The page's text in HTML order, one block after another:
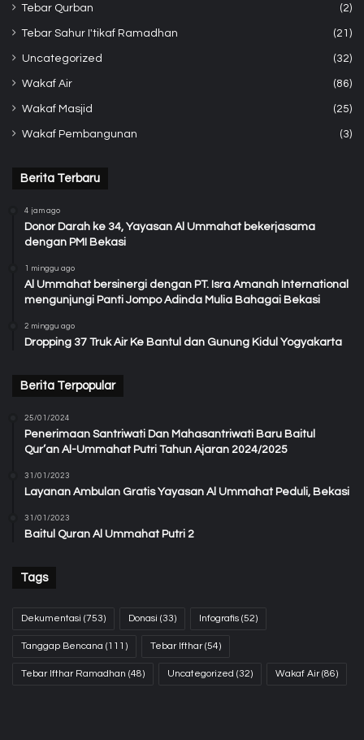
Tebar Qurban (2)
Tebar Sahur I'tikaf Ramadhan (21)
Uncategorized (32)
Wakaf Air (86)
Wakaf Masjid (25)
Wakaf Pembangunan (3)
Berita Terbaru
4 jam ago
Donor Darah ke 34, Yayasan Al Ummahat bekerjasama
dengan PMI Bekasi
1 minggu ago
Al Ummahat bersinergi dengan PT. Isra Amanah International
mengunjungi Panti Jompo Adinda Mulia Bahagai Bekasi
2 minggu ago
Dropping 37 Truk Air Ke Bantul dan Gunung Kidul Yogyakarta
Berita Terpopular
25/01/2024
Penerimaan Santriwati Dan Mahasantriwati Baru Baitul
Qur’an Al-Ummahat Putri Tahun Ajaran 2024/2025
31/01/2023
Layanan Ambulan Gratis Yayasan Al Ummahat Peduli, Bekasi
31/01/2023
Baitul Quran Al Ummahat Putri 2
Tags
Dekumentasi (753) Donasi (33) Infografis (52)
Tanggap Bencana (111) Tebar Ifthar(54)
Tebar Ifthar Ramadhan (48) Uncategorized (32) Wakaf Air(86)